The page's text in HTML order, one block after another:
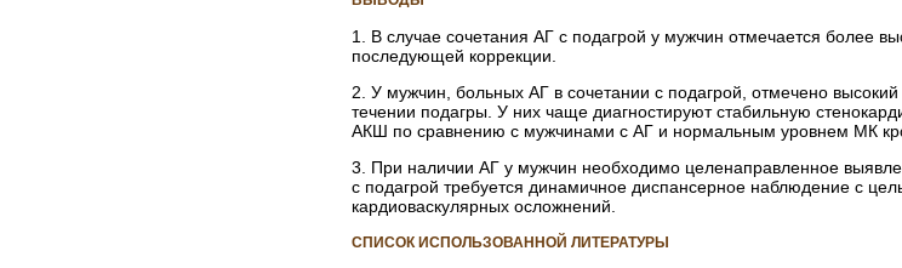
1. В случае сочетания АГ с подагрой у мужчин отмечается более
последующей коррекции.
2. У мужчин, больных АГ в сочетании с подагрой, отмечено
течении подагры. У них чаще диагностируют стабильную
АКШ по сравнению с мужчинами с АГ и нормальным уровнем МК
3. При наличии АГ у мужчин необходимо целенаправленное
с подагрой требуется динамичное диспансерное наблюдение с
кардиоваскулярных осложнений.
СПИСОК ИСПОЛЬЗОВАННОЙ ЛИТЕРАТУРЫ